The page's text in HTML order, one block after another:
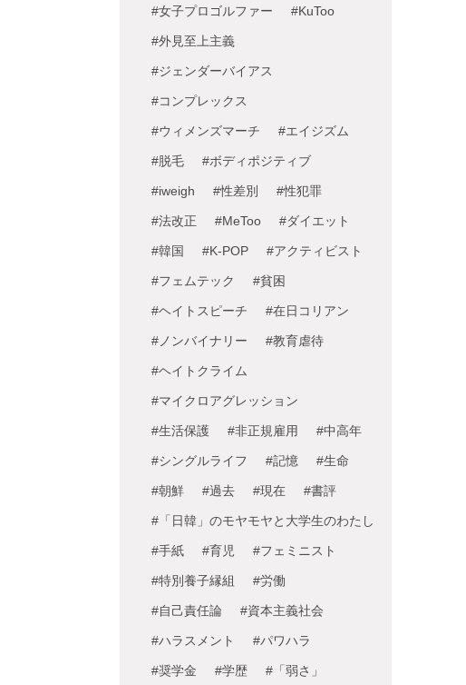
#女子プロゴルファー #KuToo
#外見至上主義
#ジェンダーバイアス
#コンプレックス
#ウィメンズマーチ #エイジズム
#脱毛 #ボディポジティブ
#iweigh #性差別 #性犯罪
#法改正 #MeToo #ダイエット
#韓国 #K-POP #アクティビスト
#フェムテック #貧困
#ヘイトスピーチ #在日コリアン
#ノンバイナリー #教育虐待
#ヘイトクライム
#マイクロアグレッション
#生活保護 #非正規雇用 #中高年
#シングルライフ #記憶 #生命
#朝鮮 #過去 #現在 #書評
#「日韓」のモヤモヤと大学生のわたし
#手紙 #育児 #フェミニスト
#特別養子縁組 #労働
#自己責任論 #資本主義社会
#ハラスメント #パワハラ
#奨学金 #学歴 #「弱さ」